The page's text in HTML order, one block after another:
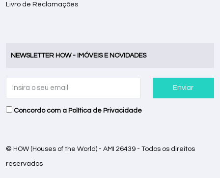
Livro de Reclamações
NEWSLETTER HOW - IMÓVEIS E NOVIDADES
Enviar
Concordo com a Política de Privacidade
© HOW (Houses of the World) - AMI 26439 - Todos os direitos
reservados